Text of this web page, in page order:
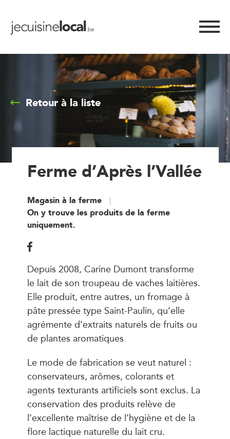
Retour à la liste
Ferme d’Après l’Vallée
Magasin à la ferme
On y trouve les produits de la ferme
uniquement.
Depuis 2008, Carine Dumont transforme
le lait de son troupeau de vaches laitières.
Elle produit, entre autres, un fromage à
pâte pressée type Saint-Paulin, qu’elle
agrémente d’extraits naturels de fruits ou
de plantes aromatiques
Le mode de fabrication se veut naturel :
conservateurs, arômes, colorants et
agents texturants artificiels sont exclus. La
conservation des produits relève de
l’excellente maîtrise de l’hygiène et de la
flore lactique naturelle du lait cru.